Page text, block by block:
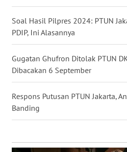
Soal Hasil Pilpres 2024: PTUN
PDIP, Ini Alasannya
Gugatan Ghufron Ditolak PTUN
Dibacakan 6 September
Respons Putusan PTUN Jakarta,
Banding
WN
BALI
KALBAR